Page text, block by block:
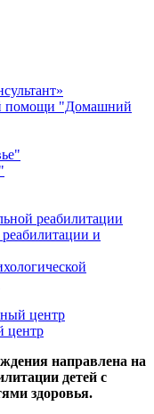
помощи "Домашний
реабилитации
и
центр
центр
направлена на
детей с
здоровья.